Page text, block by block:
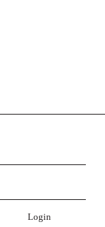
Login